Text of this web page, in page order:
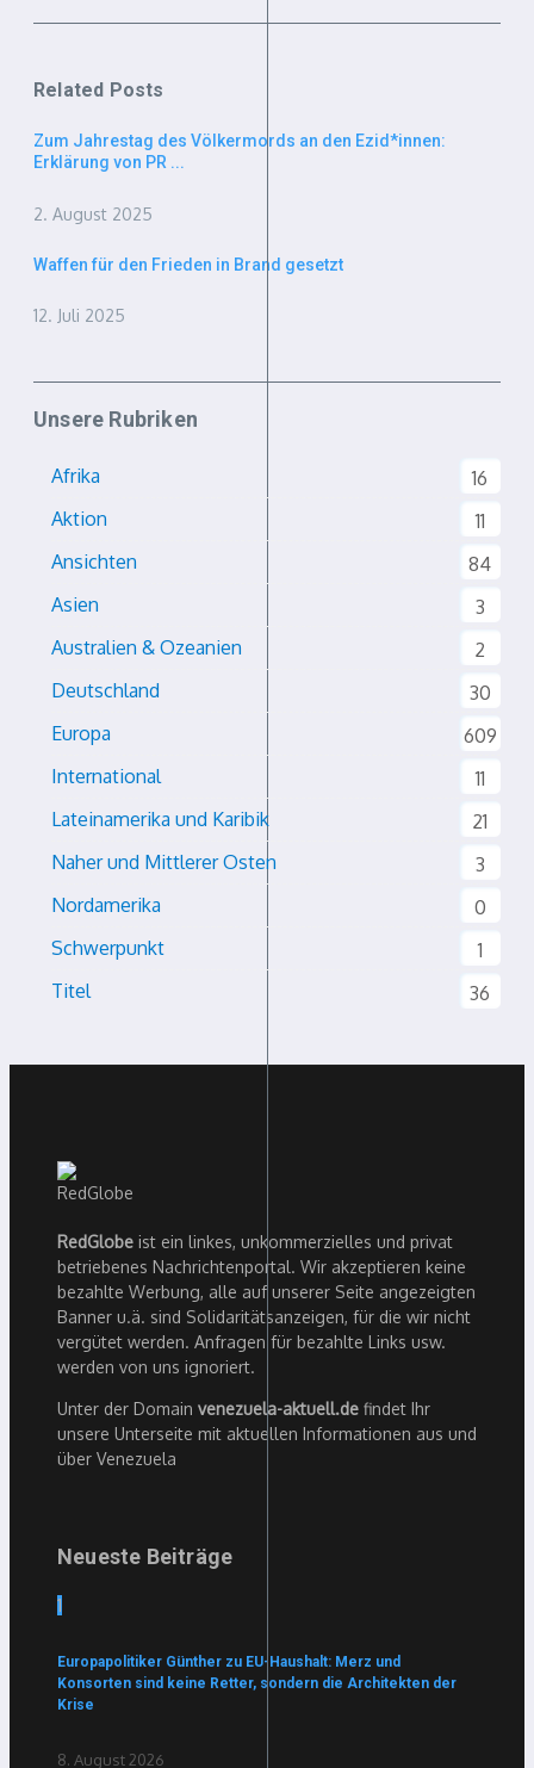
Related Posts
Zum Jahrestag des Völkermords an den Ezid*innen:
Erklärung von PR ...
2. August 2025
Waffen für den Frieden in Brand gesetzt
12. Juli 2025
Unsere Rubriken
Afrika
16
Aktion
11
Ansichten
84
Asien
3
Australien & Ozeanien
2
Deutschland
30
Europa
609
International
11
Lateinamerika und Karibik
21
Naher und Mittlerer Osten
3
Nordamerika
0
Schwerpunkt
1
Titel
36
RedGlobe ist ein linkes, unkommerzielles und privat
betriebenes Nachrichtenportal. Wir akzeptieren keine
bezahlte Werbung, alle auf unserer Seite angezeigten
Banner u.ä. sind Solidaritätsanzeigen, für die wir nicht
vergütet werden. Anfragen für bezahlte Links usw.
werden von uns ignoriert.
Unter der Domain venezuela-aktuell.de findet Ihr
unsere Unterseite mit aktuellen Informationen aus und
über Venezuela
Neueste Beiträge
1
Europapolitiker Günther zu EU-Haushalt: Merz und
Konsorten sind keine Retter, sondern die Architekten der
Krise
8. August 2026